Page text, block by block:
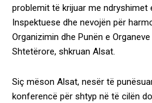
problemit të krijuar me ndryshimet
Inspektuese dhe nevojën për
Organizimin dhe Punën e
Shtetërore, shkruan Alsat.
Siç mëson Alsat, nesër të
konferencë për shtyp në të cilën